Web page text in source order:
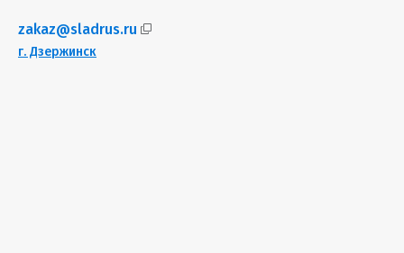
zakaz@sladrus.ru
г. Дзержинск